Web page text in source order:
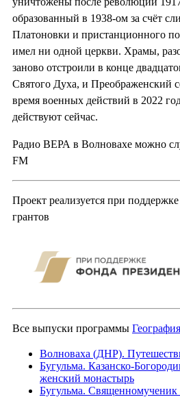
образованный в 1938-ом за счёт
Платоновки и пристанционного
имел ни одной церкви. Храмы,
заново отстроили в конце
Святого Духа, и Преображенский
время военных действий в 2022
действуют сейчас.
Радио ВЕРА в Волновахе можно
FM
Проект реализуется при
грантов
Все выпуски программы
Волноваха (ДНР).
Бугульма. Казанско-
женский монастырь
Бугульма.